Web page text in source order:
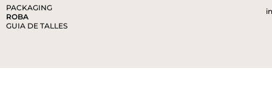
PACKAGING
ROBA
GUIA DE TALLES